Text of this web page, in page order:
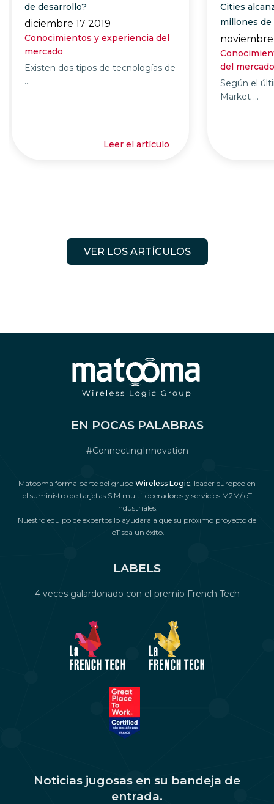
de desarrollo?
diciembre 17 2019
Conocimientos y experiencia del
mercado
Existen dos tipos de tecnologías de
...
Leer el artículo
Cities
millones de
del mercado
Según el
Market ...
VER LOS ARTÍCULOS
EN POCAS PALABRAS
#ConnectingInnovation
Matooma forma parte del grupo Wireless Logic , leader europeo en
el suministro de tarjetas SIM multi-operadores y servicios M2M/IoT
industriales.
Nuestro equipo de expertos lo ayudará a que su próximo proyecto de
IoT sea un éxito.
LABELS
4 veces galardonado con el premio French Tech
Noticias jugosas en su bandeja de
entrada.